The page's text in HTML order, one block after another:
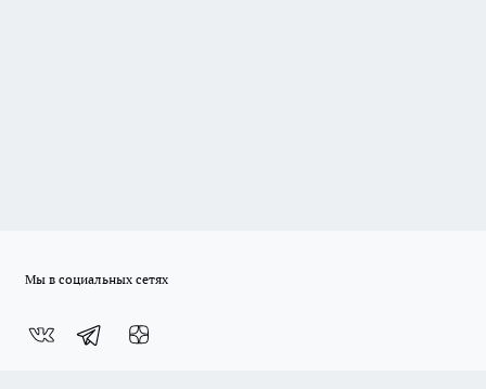
Мы в социальных сетях